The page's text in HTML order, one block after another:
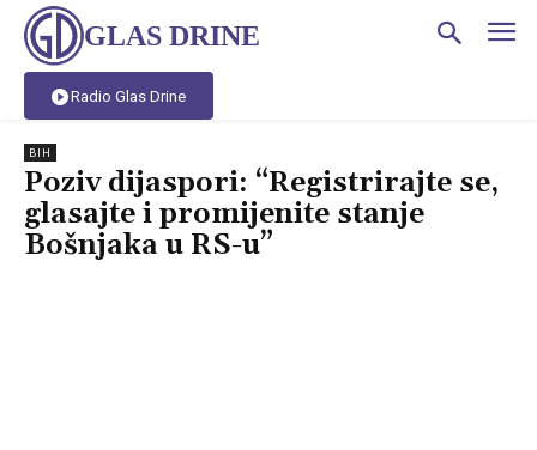
GLAS DRINE
Radio Glas Drine
BIH
Poziv dijaspori: “Registrirajte se,
glasajte i promijenite stanje
Bošnjaka u RS-u”